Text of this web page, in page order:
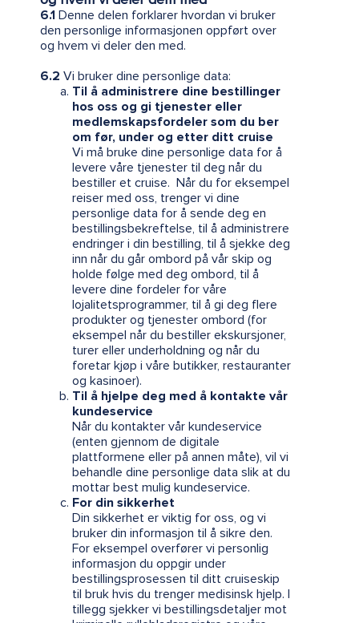
6.1 Denne delen forklarer hvordan vi bruker
den personlige informasjonen oppført over
og hvem vi deler den med.
6.2 Vi bruker dine personlige data:
Til å administrere dine bestillinger
hos oss og gi tjenester eller
medlemskapsfordeler som du ber
om før, under og etter ditt cruise
Vi må bruke dine personlige data for å
levere våre tjenester til deg når du
bestiller et cruise. Når du for eksempel
reiser med oss, trenger vi dine
personlige data for å sende deg en
bestillingsbekreftelse, til å administrere
endringer i din bestilling, til å sjekke deg
inn når du går ombord på vår skip og
holde følge med deg ombord, til å
levere dine fordeler for våre
lojalitetsprogrammer, til å gi deg flere
produkter og tjenester ombord (for
eksempel når du bestiller ekskursjoner,
turer eller underholdning og når du
foretar kjøp i våre butikker, restauranter
og kasinoer).
Til å hjelpe deg med å kontakte vår
kundeservice
Når du kontakter vår kundeservice
(enten gjennom de digitale
plattformene eller på annen måte), vil vi
behandle dine personlige data slik at du
mottar best mulig kundeservice.
For din sikkerhet
Din sikkerhet er viktig for oss, og vi
bruker din informasjon til å sikre den.
For eksempel overfører vi personlig
informasjon du oppgir under
bestillingsprosessen til ditt cruiseskip
til bruk hvis du trenger medisinsk hjelp. I
tillegg sjekker vi bestillingsdetaljer mot